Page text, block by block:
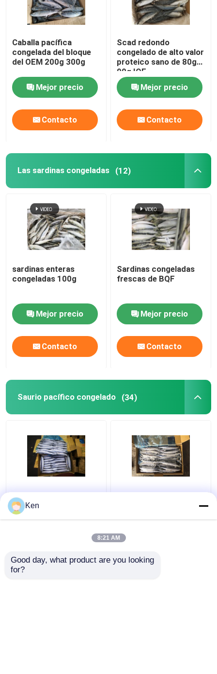
Caballa pacífica
congelada del bloque
del OEM 200g 300g
Mejor precio
Contacto
Scad redondo
congelado de alto valor
proteico sano de 80g
90g IQF
Mejor precio
Contacto
Las sardinas congeladas (12)
sardinas enteras
congeladas 100g
Mejor precio
Contacto
Sardinas congeladas
frescas de BQF
Mejor precio
Contacto
Saurio pacífico congelado (34)
Saurio pacífico
congelado de alto valor
proteico
Saurio pacífico
Ken
8:21 AM
Good day, what product are you looking
for?